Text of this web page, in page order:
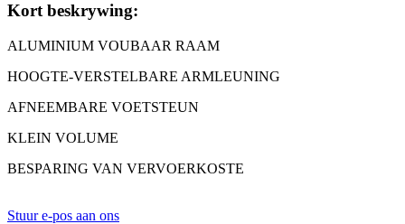
Kort beskrywing:
ALUMINIUM VOUBAAR RAAM
HOOGTE-VERSTELBARE ARMLEUNING
AFNEEMBARE VOETSTEUN
KLEIN VOLUME
BESPARING VAN VERVOERKOSTE
Stuur e-pos aan ons